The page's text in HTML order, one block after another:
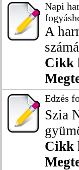
Napi
A
Cikk
Edzés
Szia
Cikk